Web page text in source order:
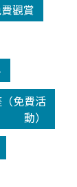
觀賞
免費活
動）